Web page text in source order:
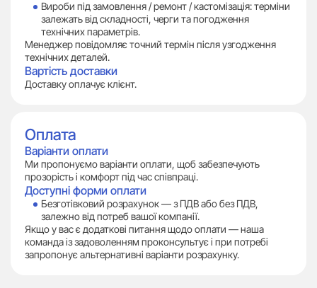
Вироби під замовлення / ремонт / кастомізація: терміни
залежать від складності, черги та погодження
технічних параметрів.
Менеджер повідомляє точний термін після узгодження
технічних деталей.
Вартість доставки
Доставку оплачує клієнт.
Оплата
Варіанти оплати
Ми пропонуємо варіанти оплати, щоб забезпечують
прозорість і комфорт під час співпраці.
Доступні форми оплати
Безготівковий розрахунок — з ПДВ або без ПДВ,
залежно від потреб вашої компанії.
Якщо у вас є додаткові питання щодо оплати — наша
команда із задоволенням проконсультує і при потребі
запропонує альтернативні варіанти розрахунку.